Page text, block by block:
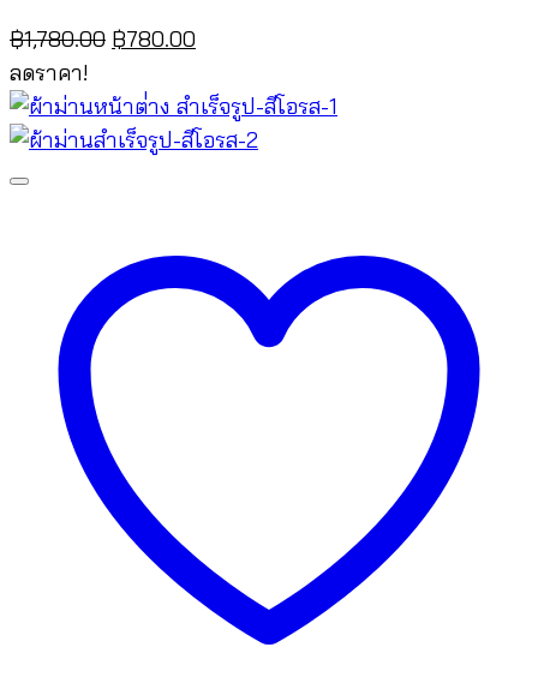
฿1,780.00 Original
was:
฿1,780.00.
฿780.00
is:
฿780.00.
ลดราคา!